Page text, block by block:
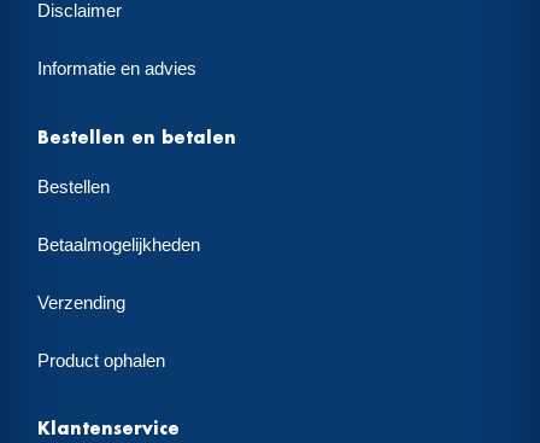
Disclaimer
Informatie en advies
Bestellen en betalen
Bestellen
Betaalmogelijkheden
Verzending
Product ophalen
Klantenservice